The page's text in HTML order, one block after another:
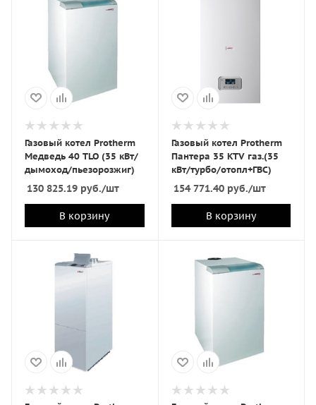
Газовый котел Protherm
Медведь 40 TLO (35 кВт/
дымоход/пьезорозжиг)
130 825.19 руб./шт
В корзину
Газовый котел Protherm
Пантера 35 KTV газ.(35
кВт/турбо/отопл+ГВС)
154 771.40руб./шт
В корзину